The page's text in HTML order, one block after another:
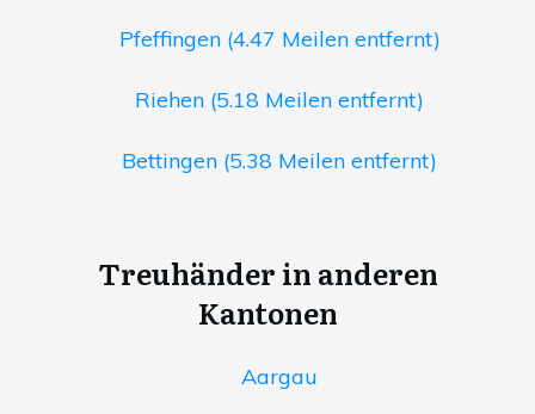
Pfeffingen (4.47 Meilen entfernt)
Riehen (5.18 Meilen entfernt)
Bettingen (5.38 Meilen entfernt)
Treuhänder in anderen
Kantonen
Aargau